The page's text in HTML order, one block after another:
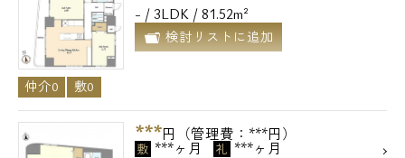
- / 3LDK / 81.52m²
検討リストに追加
仲介0 敷0
***円（管理費：***円）
敷 ***ヶ月 礼 ***ヶ月